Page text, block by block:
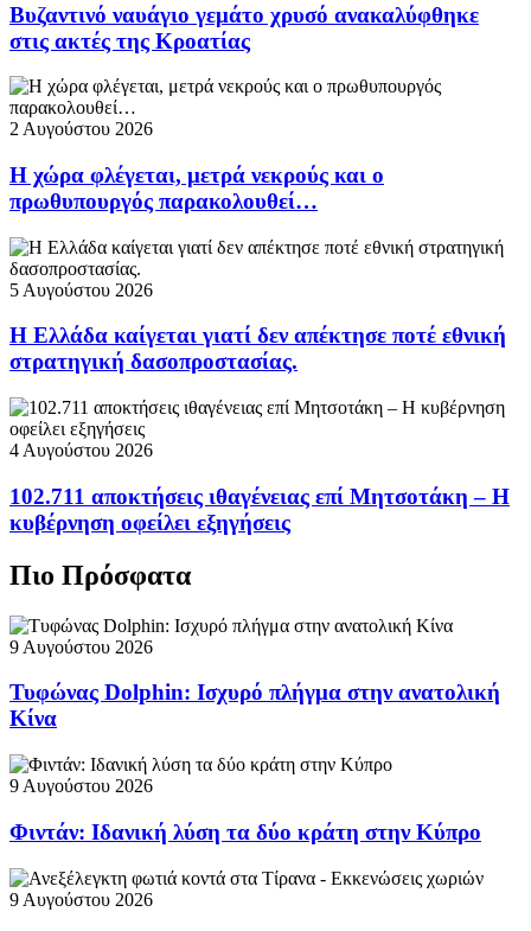
Βυζαντινό ναυάγιο γεμάτο χρυσό ανακαλύφθηκε
στις ακτές της Κροατίας
2 Αυγούστου 2026
Η χώρα φλέγεται, μετρά νεκρούς και ο
πρωθυπουργός παρακολουθεί…
5 Αυγούστου 2026
Η Ελλάδα καίγεται γιατί δεν απέκτησε ποτέ εθνική
στρατηγική δασοπροστασίας.
4 Αυγούστου 2026
102.711 αποκτήσεις ιθαγένειας επί Μητσοτάκη – Η
κυβέρνηση οφείλει εξηγήσεις
Πιο Πρόσφατα
9 Αυγούστου 2026
Τυφώνας Dolphin: Ισχυρό πλήγμα στην ανατολική
Κίνα
9 Αυγούστου 2026
Φιντάν: Ιδανική λύση τα δύο κράτη στην Κύπρο
9 Αυγούστου 2026